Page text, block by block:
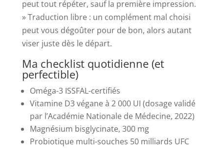
peut tout répéter, sauf la première impression.
» Traduction libre : un complément mal choisi
peut vous dégoûter pour de bon, alors autant
viser juste dès le départ.
Ma checklist quotidienne (et
perfectible)
Oméga-3 ISSFAL-certifiés
Vitamine D3 végane à 2 000 UI (dosage validé
par l’Académie Nationale de Médecine, 2022)
Magnésium bisglycinate, 300 mg
Probiotique multi-souches 50 milliards UFC